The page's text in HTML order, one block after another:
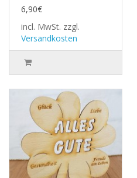
6,90€
incl. MwSt. zzgl.
Versandkosten